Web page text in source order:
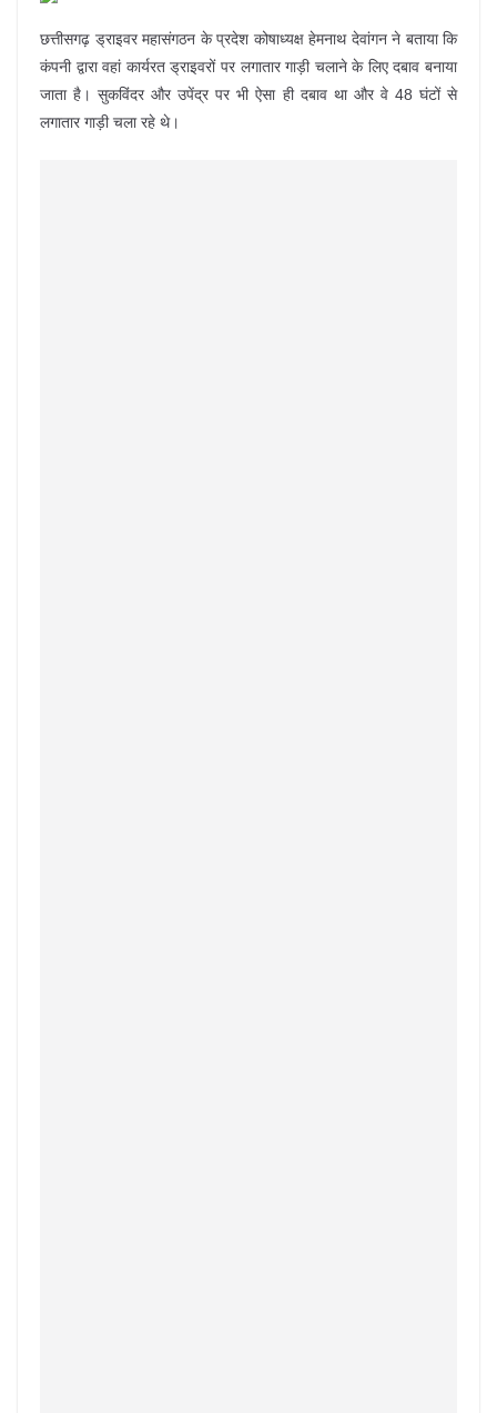
छत्तीसगढ़ ड्राइवर महासंगठन के प्रदेश कोषाध्यक्ष हेमनाथ देवांगन ने बताया कि
कंपनी द्वारा वहां कार्यरत ड्राइवरों पर लगातार गाड़ी चलाने के लिए दबाव बनाया
जाता है। सुकविंदर और उपेंद्र पर भी ऐसा ही दबाव था और वे 48 घंटों से
लगातार गाड़ी चला रहे थे।